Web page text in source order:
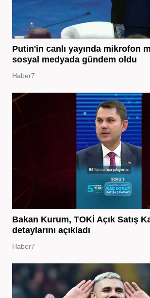
Putin'in canlı yayında mikrofon
sosyal medyada gündem oldu
Haber7
Bakan Kurum, TOKİ Açık Satış
detaylarını açıkladı
Haber7